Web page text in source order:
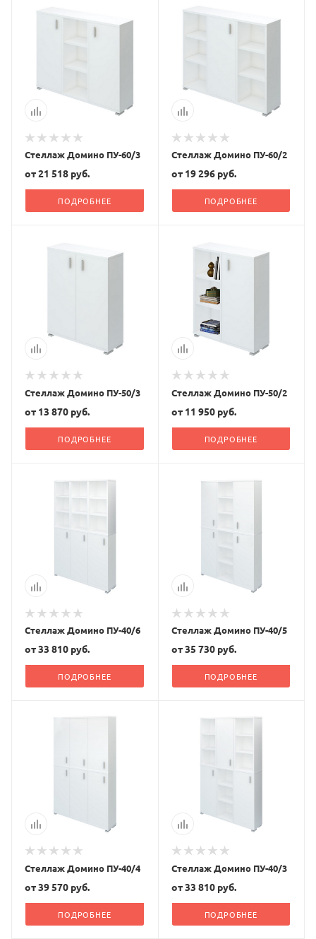
Стеллаж Домино ПУ-60/3
от21 518 руб.
ПОДРОБНЕЕ
Стеллаж Домино ПУ-60/2
от 19 296 руб.
ПОДРОБНЕЕ
Стеллаж Домино ПУ-50/3
от 13 870 руб.
ПОДРОБНЕЕ
Стеллаж Домино ПУ-50/2
от 11 950 руб.
ПОДРОБНЕЕ
Стеллаж Домино ПУ-40/6
от33 810 руб.
ПОДРОБНЕЕ
Стеллаж Домино ПУ-40/5
от35 730 руб.
ПОДРОБНЕЕ
Стеллаж Домино ПУ-40/4
от39 570 руб.
ПОДРОБНЕЕ
Стеллаж Домино ПУ-40/3
от33 810 руб.
ПОДРОБНЕЕ